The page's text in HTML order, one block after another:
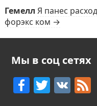
Гемелл Я панес
форэкс ком →
Мы в соц сетях
F T V F